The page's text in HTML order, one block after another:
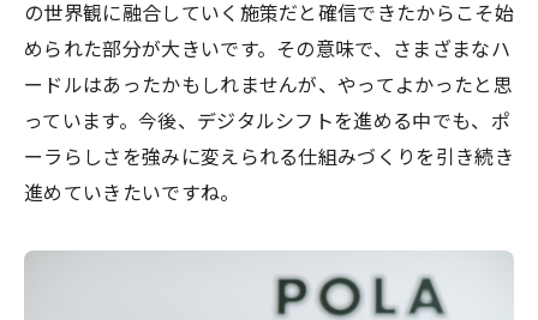
の世界観に融合していく施策だと確信できたからこそ始
められた部分が大きいです。その意味で、さまざまなハ
ードルはあったかもしれませんが、やってよかったと思
っています。今後、デジタルシフトを進める中でも、ポ
ーラらしさを強みに変えられる仕組みづくりを引き続き
進めていきたいですね。